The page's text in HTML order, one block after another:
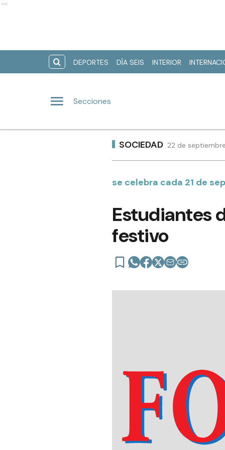
Ads
DEPORTES DÍA SEIS INTERIOR
Secciones
SOCIEDAD 22 de
se celebra cada 21 de
Estudiantes
festivo